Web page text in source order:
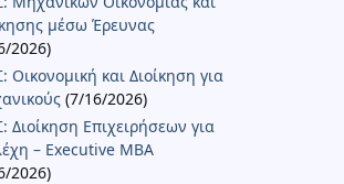
μέσω Έρευνας
2026)
Οικονομική και Διοίκηση για
(7/16/2026)
Διοίκηση Επιχειρήσεων για
– Executive MBA
2026)